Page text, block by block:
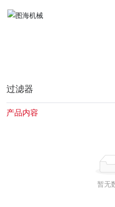
九州官方_九
过滤器
产品内容
暂无